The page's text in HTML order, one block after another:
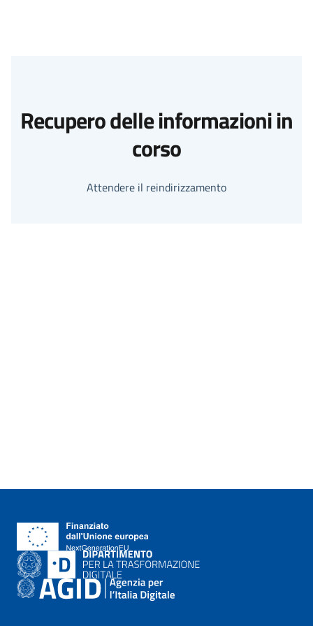
Recupero delle informazioni in
corso
Attendere il reindirizzamento